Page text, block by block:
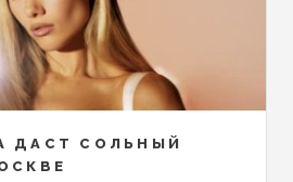
ДАСТ СОЛЬНЫЙ